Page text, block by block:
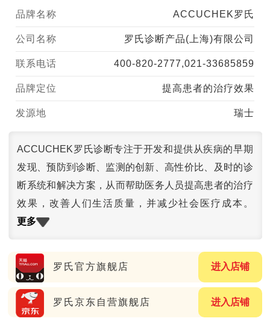
品牌名称 ACCUCHEK罗氏
公司名称 罗氏诊断产品(上海)有限公司
联系电话 400-820-2777,021-33685859
品牌定位 提高患者的治疗效果
发源地 瑞士
ACCUCHEK罗氏诊断专注于开发和提供从疾病的早期
发现、预防到诊断、监测的创新、高性价比、及时的诊
断系统和解决方案，从而帮助医务人员提高患者的治疗
效果，改善人们生活质量，并减少社会医疗成本。
更多
罗氏官方旗舰店 进入店铺
罗氏京东自营旗舰店 进入店铺